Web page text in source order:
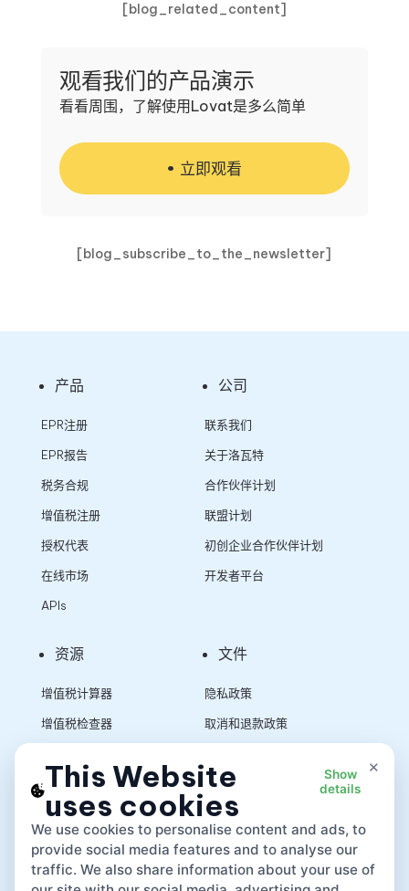
[blog_related_content]
观看我们的产品演示
看看周围，了解使用Lovat是多么简单
立即观看
[blog_subscribe_to_the_newsletter]
产品
EPR注册
EPR报告
税务合规
增值税注册
授权代表
在线市场
APIs
公司
联系我们
关于洛瓦特
合作伙伴计划
联盟计划
初创企业合作伙伴计划
开发者平台
资源
增值税计算器
增值税检查器
文件
隐私政策
取消和退款政策
App
×
This Website
uses cookies
Show
details
We use cookies to personalise content and ads, to
provide social media features and to analyse our
traffic. We also share information about your use of